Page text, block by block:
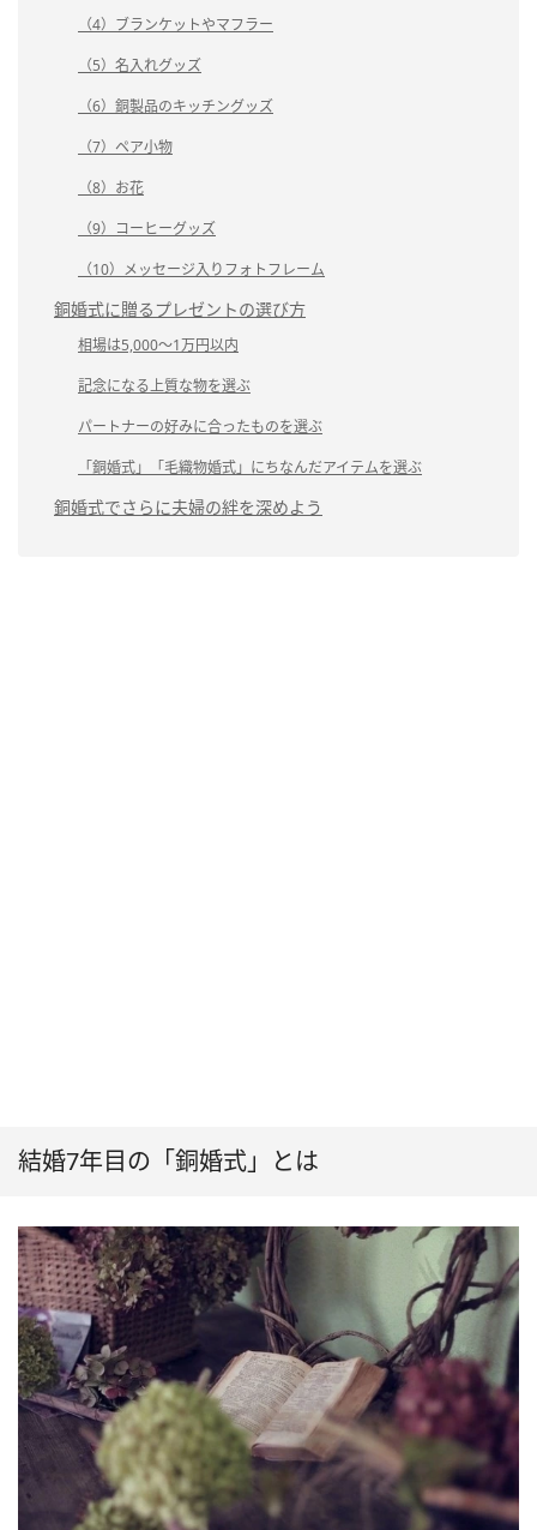
（4）ブランケットやマフラー
（5）名入れグッズ
（6）銅製品のキッチングッズ
（7）ペア小物
（8）お花
（9）コーヒーグッズ
（10）メッセージ入りフォトフレーム
銅婚式に贈るプレゼントの選び方
相場は5,000～1万円以内
記念になる上質な物を選ぶ
パートナーの好みに合ったものを選ぶ
「銅婚式」「毛織物婚式」にちなんだアイテムを選ぶ
銅婚式でさらに夫婦の絆を深めよう
結婚7年目の「銅婚式」とは